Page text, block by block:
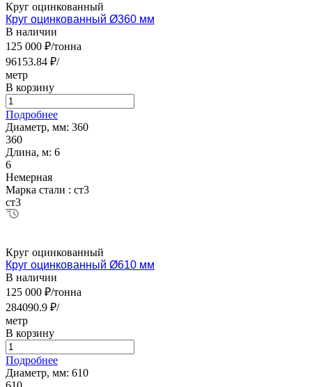
Круг оцинкованный
Круг оцинкованный Ø360 мм
В наличии
125 000 ₽/тонна
96153.84 ₽/
метр
В корзину
Подробнее
Диаметр, мм: 360
360
Длина, м: 6
6
Немерная
Марка стали : ст3
ст3
Круг оцинкованный
Круг оцинкованный Ø610 мм
В наличии
125 000 ₽/тонна
284090.9 ₽/
метр
В корзину
Подробнее
Диаметр, мм: 610